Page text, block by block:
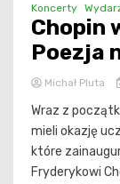
Koncerty
Chopin
Poezja
Michał Pluta
Wraz z
mieli okazję
które
Fryderykowi